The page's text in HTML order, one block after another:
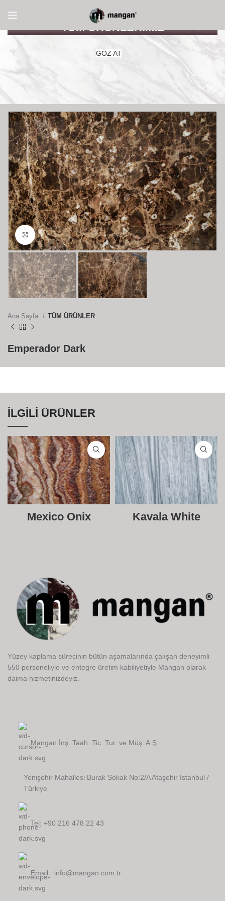
TÜM ÜRÜNLERİMİZ
GÖZ AT
Büyütmek için tıklayın
Ana Sayfa TÜM ÜRÜNLER
Emperador Dark
İLGILI ÜRÜNLER
Mexico Onix Kavala White
Yüzey kaplama sürecinin bütün aşamalarında çalışan deneyimli
550 personeliyle ve entegre üretim kabiliyetiyle Mangan olarak
daima hizmetinizdeyiz.
Mangan İnş. Taah. Tic. Tur. ve Müş. A.Ş.
Yenişehir Mahallesi Burak Sokak No:2/A Ataşehir İstanbul /
Türkiye
Tel: +90 216 478 22 43
Email : info@mangan.com.tr